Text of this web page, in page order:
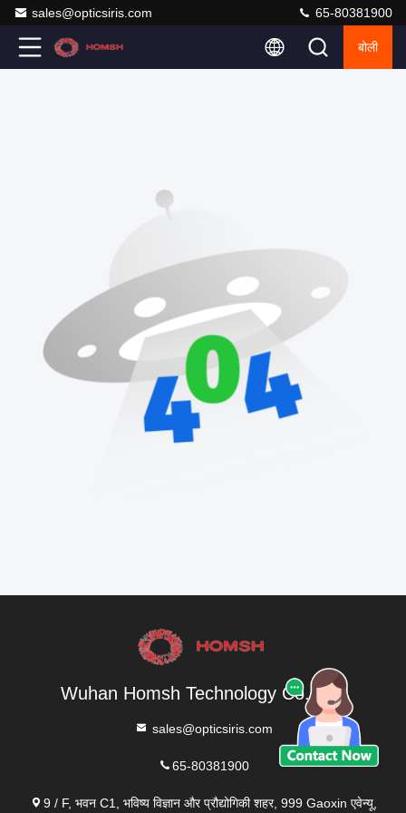
sales@opticsiris.com 65-80381900
बोली
Wuhan Homsh Technology Co.,Ltd.
sales@opticsiris.com
65-80381900
9 / F, भवन C1, भविष्य विज्ञान और प्रौद्योगिकी शहर, 999 Gaoxin एवेन्यू,